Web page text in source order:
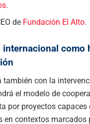
.
de Fundación El Alto.
internacional como
también con la
el modelo de
por proyectos capaces
en contextos marcados